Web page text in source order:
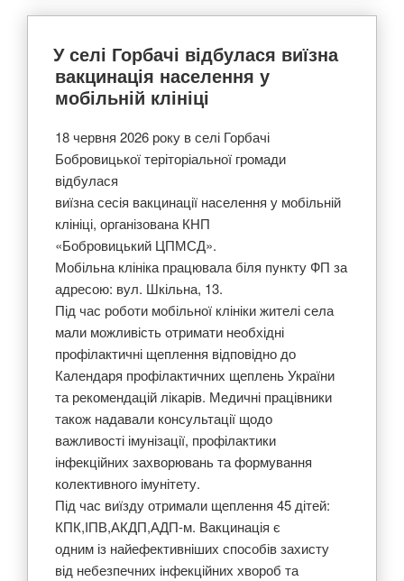
У селі Горбачі відбулася виїзна
вакцинація населення у
мобільній клініці
18 червня 2026 року в селі Горбачі
Бобровицької теріторіальної громади
відбулася
виїзна сесія вакцинації населення у мобільній
клініці, організована КНП
«Бобровицький ЦПМСД».
Мобільна клініка працювала біля пункту ФП за
адресою: вул. Шкільна, 13.
Під час роботи мобільної клініки жителі села
мали можливість отримати необхідні
профілактичні щеплення відповідно до
Календаря профілактичних щеплень України
та рекомендацій лікарів. Медичні працівники
також надавали консультації щодо
важливості імунізації, профілактики
інфекційних захворювань та формування
колективного імунітету.
Під час виїзду отримали щеплення 45 дітей:
КПК,ІПВ,АКДП,АДП-м. Вакцинація є
одним із найефективніших способів захисту
від небезпечних інфекційних хвороб та